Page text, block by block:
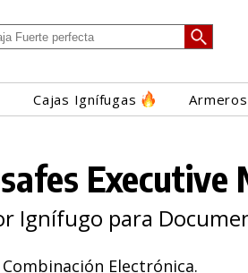
Cajas Ignífugas Armeros
Executive
Ignífugo para
Combinación Electrónica.